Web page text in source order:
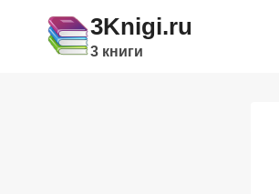
содержимому
3Knigi.ru
3 книги